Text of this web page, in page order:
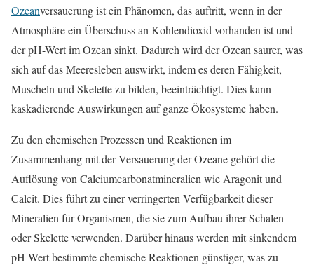
Ozeanversauerung ist ein Phänomen, das auftritt, wenn in der
Atmosphäre ein Überschuss an Kohlendioxid vorhanden ist und
der pH-Wert im Ozean sinkt. Dadurch wird der Ozean saurer, was
sich auf das Meeresleben auswirkt, indem es deren Fähigkeit,
Muscheln und Skelette zu bilden, beeinträchtigt. Dies kann
kaskadierende Auswirkungen auf ganze Ökosysteme haben.
Zu den chemischen Prozessen und Reaktionen im
Zusammenhang mit der Versauerung der Ozeane gehört die
Auflösung von Calciumcarbonatmineralien wie Aragonit und
Calcit. Dies führt zu einer verringerten Verfügbarkeit dieser
Mineralien für Organismen, die sie zum Aufbau ihrer Schalen
oder Skelette verwenden. Darüber hinaus werden mit sinkendem
pH-Wert bestimmte chemische Reaktionen günstiger, was zu